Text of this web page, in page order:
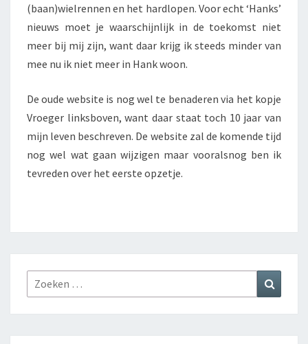
(baan)wielrennen en het hardlopen. Voor echt ‘Hanks’
nieuws moet je waarschijnlijk in de toekomst niet
meer bij mij zijn, want daar krijg ik steeds minder van
mee nu ik niet meer in Hank woon.
De oude website is nog wel te benaderen via het kopje
Vroeger linksboven, want daar staat toch 10 jaar van
mijn leven beschreven. De website zal de komende tijd
nog wel wat gaan wijzigen maar vooralsnog ben ik
tevreden over het eerste opzetje.